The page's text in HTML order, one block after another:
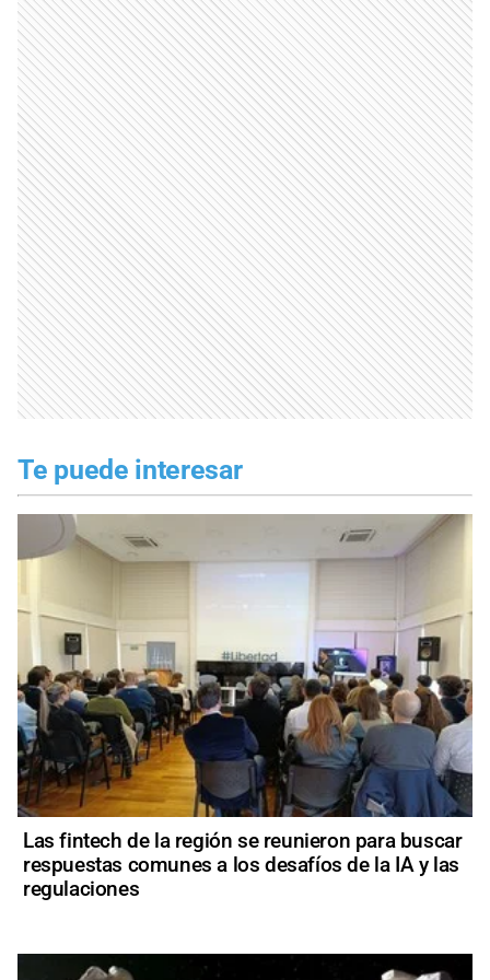
Te puede interesar
Las fintech de la región se reunieron para buscar
respuestas comunes a los desafíos de la IA y las
regulaciones